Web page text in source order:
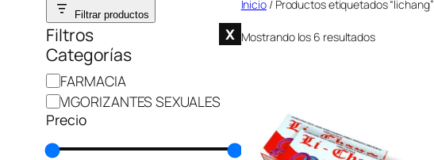
contenido
Filtrar productos
Filtros X
Categorías
C
a
t
FARMACIA
VIGORIZANTES SEXUALES
Precio
Inicio / Productos etiquetados “lichang”
Mostrando los 6 resultados